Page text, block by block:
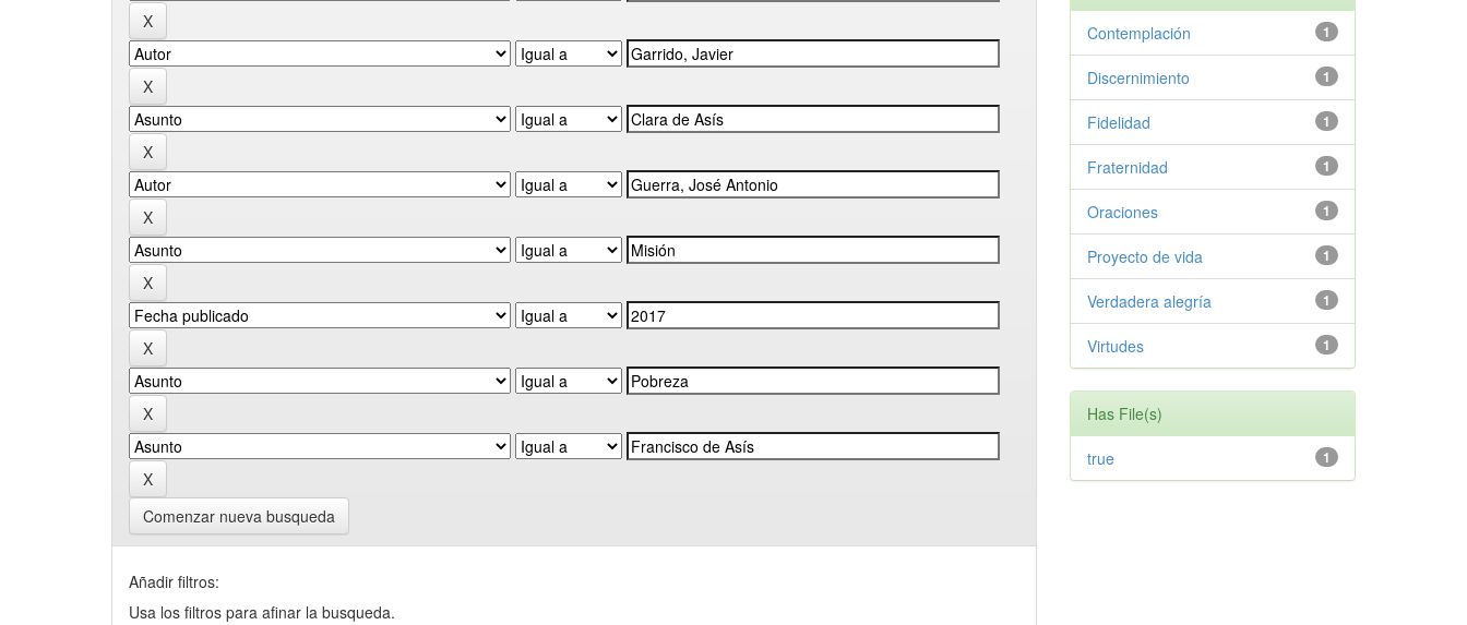
Comenzar nueva busqueda
Añadir filtros:
Usa los filtros para afinar la busqueda.
1
Contemplación
1
Discernimiento
1
Fidelidad
1
Fraternidad
1
Oraciones
1
Proyecto de vida
1
Verdadera alegría
1
Virtudes
Has File(s)
1
true